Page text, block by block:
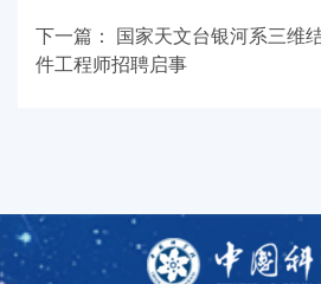
下一篇： 国家天文台银河系三维
件工程师招聘启事